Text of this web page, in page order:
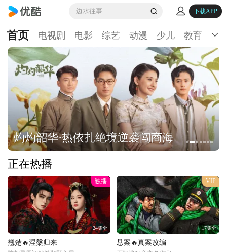
边水往事 下载APP
首页 电视剧 电影 综艺 动漫 少儿 教育 生
灼灼韶华·热依扎绝境逆袭闯商海
正在热播
独播
24集全
翘楚🔥涅槃归来
VIP
17集全
悬案🔥真案改编